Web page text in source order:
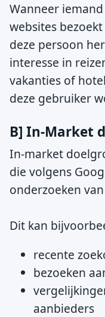
Wanneer
websites
deze persoon
interesse in
vakanties of
deze gebruiker
B] In-Market
In-market
die volgens
onderzoeken
Dit kan
recente
bezoeken
aanbieders